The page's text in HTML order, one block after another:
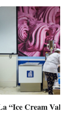
2026
“Ice Cream